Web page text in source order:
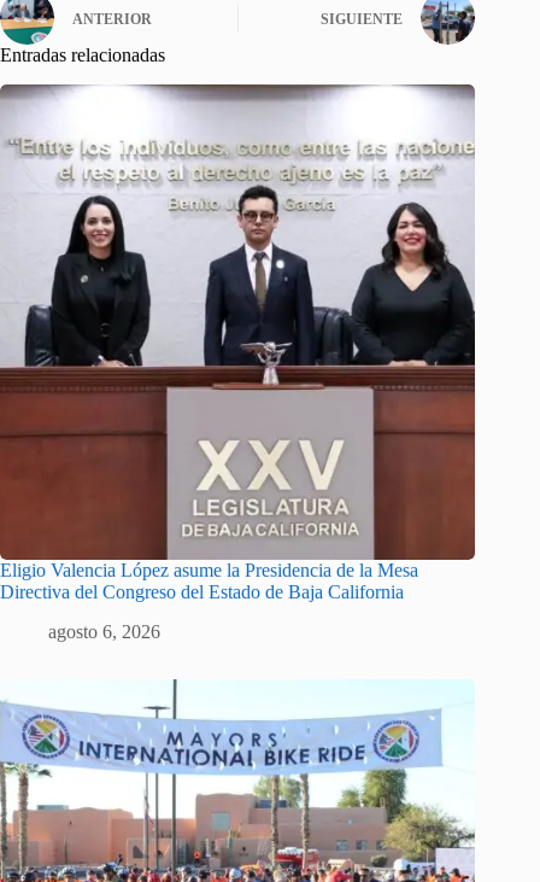
ANTERIOR SIGUIENTE
Entradas relacionadas
Eligio Valencia López asume la Presidencia de la Mesa
Directiva del Congreso del Estado de Baja California
agosto 6, 2026